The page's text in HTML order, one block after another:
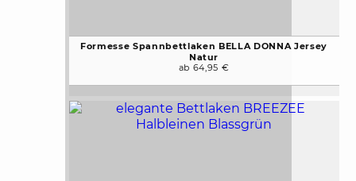
Formesse Spannbettlaken BELLA DONNA Jersey
Natur
ab 64,95 €